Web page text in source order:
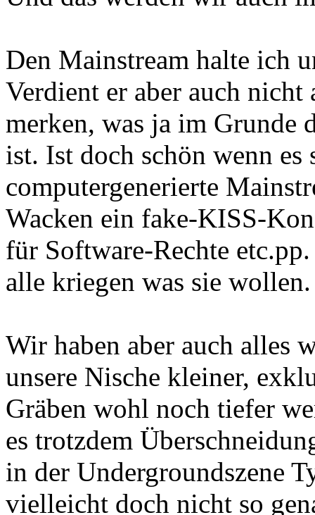
Den Mainstream halte ich
Verdient er aber auch
merken, was ja im Grunde
ist. Ist doch schön wenn
computergenerierte
Wacken ein fake-KISS-
für Software-Rechte
alle kriegen was sie
Wir haben aber auch alles
unsere Nische kleiner,
Gräben wohl noch tiefer
es trotzdem
in der Undergroundszene
vielleicht doch nicht so